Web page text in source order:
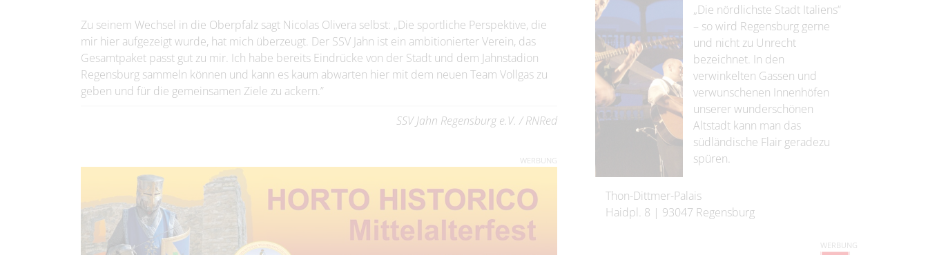
Zu seinem Wechsel in die Oberpfalz sagt Nicolas Olivera selbst: „Die sportliche Perspektive, die
mir hier aufgezeigt wurde, hat mich überzeugt. Der SSV Jahn ist ein ambitionierter Verein, das
Gesamtpaket passt gut zu mir. Ich habe bereits Eindrücke von der Stadt und dem Jahnstadion
Regensburg sammeln können und kann es kaum abwarten hier mit dem neuen Team Vollgas zu
geben und für die gemeinsamen Ziele zu ackern.”
SSV Jahn Regensburg e.V. / RNRed
WERBUNG
„Die nördlichste Stadt Italiens“
– so wird Regensburg gerne
und nicht zu Unrecht
bezeichnet. In den
verwinkelten Gassen und
verwunschenen Innenhöfen
unserer wunderschönen
Altstadt kann man das
südländische Flair geradezu
spüren.
Thon-Dittmer-Palais
Haidpl. 8 | 93047 Regensburg
WERBUNG